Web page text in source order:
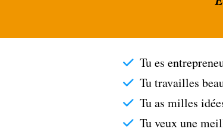
Tu es
Tu travailles
Tu as milles
Tu veux une